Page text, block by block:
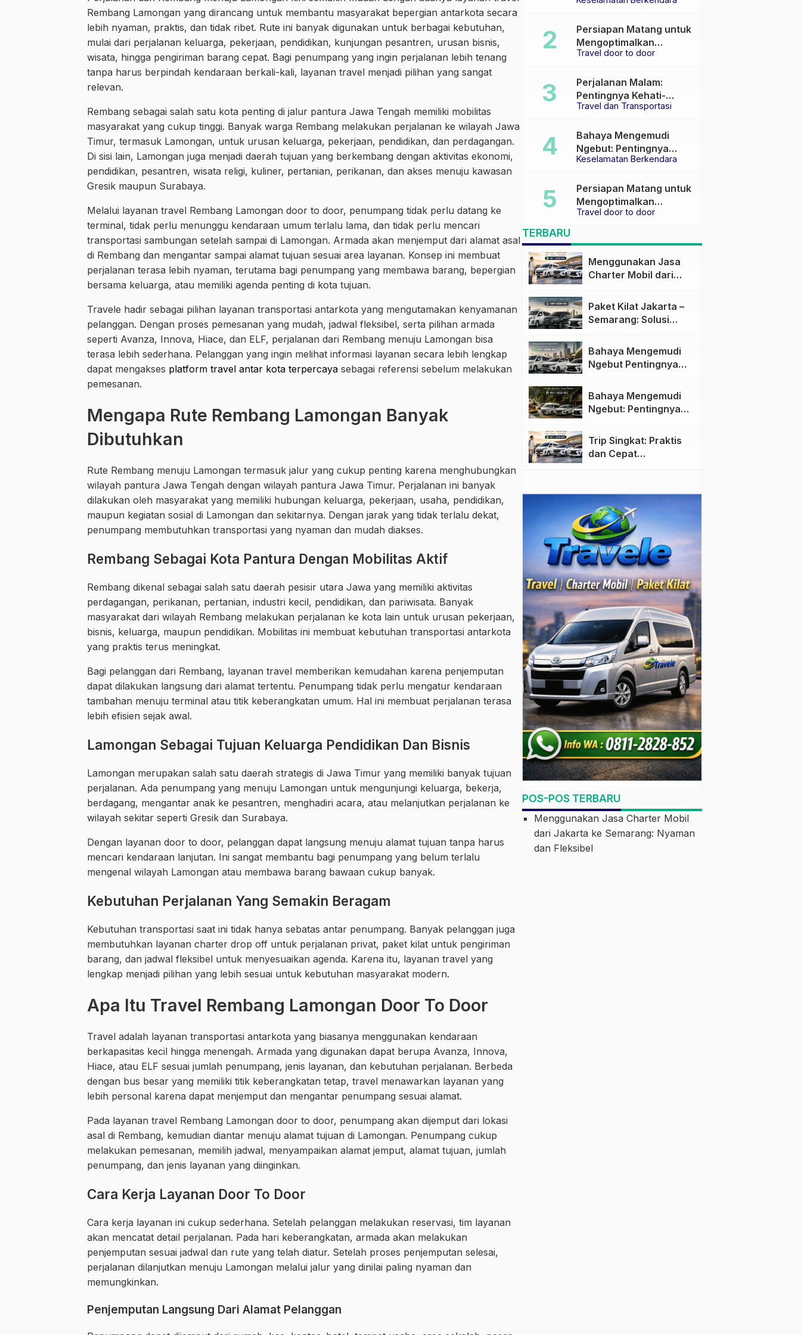
Rembang Lamongan yang dirancang untuk membantu masyarakat bepergian antarkota secara
lebih nyaman, praktis, dan tidak ribet. Rute ini banyak digunakan untuk berbagai kebutuhan,
mulai dari perjalanan keluarga, pekerjaan, pendidikan, kunjungan pesantren, urusan bisnis,
wisata, hingga pengiriman barang cepat. Bagi penumpang yang ingin perjalanan lebih tenang
tanpa harus berpindah kendaraan berkali-kali, layanan travel menjadi pilihan yang sangat
relevan.
Rembang sebagai salah satu kota penting di jalur pantura Jawa Tengah memiliki mobilitas
masyarakat yang cukup tinggi. Banyak warga Rembang melakukan perjalanan ke wilayah Jawa
Timur, termasuk Lamongan, untuk urusan keluarga, pekerjaan, pendidikan, dan perdagangan.
Di sisi lain, Lamongan juga menjadi daerah tujuan yang berkembang dengan aktivitas ekonomi,
pendidikan, pesantren, wisata religi, kuliner, pertanian, perikanan, dan akses menuju kawasan
Gresik maupun Surabaya.
Melalui layanan travel Rembang Lamongan door to door, penumpang tidak perlu datang ke
terminal, tidak perlu menunggu kendaraan umum terlalu lama, dan tidak perlu mencari
transportasi sambungan setelah sampai di Lamongan. Armada akan menjemput dari alamat asal
di Rembang dan mengantar sampai alamat tujuan sesuai area layanan. Konsep ini membuat
perjalanan terasa lebih nyaman, terutama bagi penumpang yang membawa barang, bepergian
bersama keluarga, atau memiliki agenda penting di kota tujuan.
Travele hadir sebagai pilihan layanan transportasi antarkota yang mengutamakan kenyamanan
pelanggan. Dengan proses pemesanan yang mudah, jadwal fleksibel, serta pilihan armada
seperti Avanza, Innova, Hiace, dan ELF, perjalanan dari Rembang menuju Lamongan bisa
terasa lebih sederhana. Pelanggan yang ingin melihat informasi layanan secara lebih lengkap
dapat mengakses platform travel antar kota terpercaya sebagai referensi sebelum melakukan
pemesanan.
Mengapa Rute Rembang Lamongan Banyak
Dibutuhkan
Rute Rembang menuju Lamongan termasuk jalur yang cukup penting karena menghubungkan
wilayah pantura Jawa Tengah dengan wilayah pantura Jawa Timur. Perjalanan ini banyak
dilakukan oleh masyarakat yang memiliki hubungan keluarga, pekerjaan, usaha, pendidikan,
maupun kegiatan sosial di Lamongan dan sekitarnya. Dengan jarak yang tidak terlalu dekat,
penumpang membutuhkan transportasi yang nyaman dan mudah diakses.
Rembang Sebagai Kota Pantura Dengan Mobilitas Aktif
Rembang dikenal sebagai salah satu daerah pesisir utara Jawa yang memiliki aktivitas
perdagangan, perikanan, pertanian, industri kecil, pendidikan, dan pariwisata. Banyak
masyarakat dari wilayah Rembang melakukan perjalanan ke kota lain untuk urusan pekerjaan,
bisnis, keluarga, maupun pendidikan. Mobilitas ini membuat kebutuhan transportasi antarkota
yang praktis terus meningkat.
Bagi pelanggan dari Rembang, layanan travel memberikan kemudahan karena penjemputan
dapat dilakukan langsung dari alamat tertentu. Penumpang tidak perlu mengatur kendaraan
tambahan menuju terminal atau titik keberangkatan umum. Hal ini membuat perjalanan terasa
lebih efisien sejak awal.
Lamongan Sebagai Tujuan Keluarga Pendidikan Dan Bisnis
Lamongan merupakan salah satu daerah strategis di Jawa Timur yang memiliki banyak tujuan
perjalanan. Ada penumpang yang menuju Lamongan untuk mengunjungi keluarga, bekerja,
berdagang, mengantar anak ke pesantren, menghadiri acara, atau melanjutkan perjalanan ke
wilayah sekitar seperti Gresik dan Surabaya.
Dengan layanan door to door, pelanggan dapat langsung menuju alamat tujuan tanpa harus
mencari kendaraan lanjutan. Ini sangat membantu bagi penumpang yang belum terlalu
mengenal wilayah Lamongan atau membawa barang bawaan cukup banyak.
Kebutuhan Perjalanan Yang Semakin Beragam
Kebutuhan transportasi saat ini tidak hanya sebatas antar penumpang. Banyak pelanggan juga
membutuhkan layanan charter drop off untuk perjalanan privat, paket kilat untuk pengiriman
barang, dan jadwal fleksibel untuk menyesuaikan agenda. Karena itu, layanan travel yang
lengkap menjadi pilihan yang lebih sesuai untuk kebutuhan masyarakat modern.
Apa Itu Travel Rembang Lamongan Door To Door
Travel adalah layanan transportasi antarkota yang biasanya menggunakan kendaraan
berkapasitas kecil hingga menengah. Armada yang digunakan dapat berupa Avanza, Innova,
Hiace, atau ELF sesuai jumlah penumpang, jenis layanan, dan kebutuhan perjalanan. Berbeda
dengan bus besar yang memiliki titik keberangkatan tetap, travel menawarkan layanan yang
lebih personal karena dapat menjemput dan mengantar penumpang sesuai alamat.
Pada layanan travel Rembang Lamongan door to door, penumpang akan dijemput dari lokasi
asal di Rembang, kemudian diantar menuju alamat tujuan di Lamongan. Penumpang cukup
melakukan pemesanan, memilih jadwal, menyampaikan alamat jemput, alamat tujuan, jumlah
penumpang, dan jenis layanan yang diinginkan.
Cara Kerja Layanan Door To Door
Cara kerja layanan ini cukup sederhana. Setelah pelanggan melakukan reservasi, tim layanan
akan mencatat detail perjalanan. Pada hari keberangkatan, armada akan melakukan
penjemputan sesuai jadwal dan rute yang telah diatur. Setelah proses penjemputan selesai,
perjalanan dilanjutkan menuju Lamongan melalui jalur yang dinilai paling nyaman dan
memungkinkan.
Penjemputan Langsung Dari Alamat Pelanggan
Travel door to door
Persiapan Matang untuk
Mengoptimalkan
Pengalaman Travel
Travel dan Transportasi
Perjalanan Malam:
Pentingnya Kehati-
hatian dan Pemilihan
Keselamatan Berkendara
Bahaya Mengemudi
Ngebut: Pentingnya
Keselamatan di Jalan
Travel door to door
Persiapan Matang untuk
Mengoptimalkan
Pengalaman Travel
TERBARU
Menggunakan Jasa
Charter Mobil dari
Nyaman dan Fleksibel
Paket Kilat Jakarta –
Semarang: Solusi
Efisien
Bahaya Mengemudi
Ngebut Pentingnya
raya
Bahaya Mengemudi
Ngebut: Pentingnya
Trip Singkat: Praktis
dan Cepat
POS-POS TERBARU
Menggunakan Jasa Charter Mobil
dari Jakarta ke Semarang: Nyaman
dan Fleksibel